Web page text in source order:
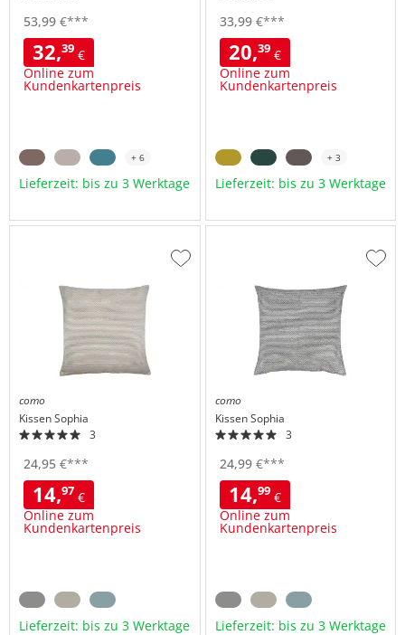
53,99 €***
32,39 €
Online zum
Kundenkartenpreis
+ 6
Lieferzeit: bis zu 3 Werktage
33,99€***
20,39€
Online zum
Kundenkartenpreis
+ 3
Lieferzeit: bis zu 3 Werktage
como
KissenSophia
3
24,95 €***
14,97 €
Online zum
Kundenkartenpreis
Zur
Lieferzeit: bis zu 3 Werktage
como
KissenSophia
3
24,99€***
14,99€
Online zum
Kundenkartenpreis
Zur
Lieferzeit: bis zu 3 Werktage